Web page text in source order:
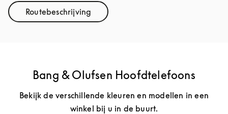
RoutebeschrijvingLink Opens in New Tab
Bang & Olufsen Hoofdtelefoons
Bekijk de verschillende kleuren en modellen in een
winkel bij u in de buurt.